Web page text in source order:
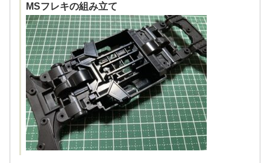
MSフレキの組み立て